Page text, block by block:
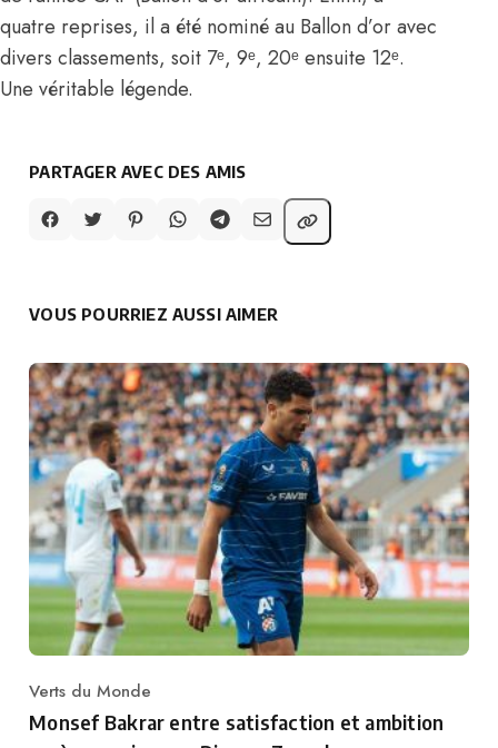
quatre reprises, il a été nominé au Ballon d’or avec
divers classements, soit 7ᵉ, 9ᵉ, 20ᵉ ensuite 12ᵉ.
Une véritable légende.
PARTAGER AVEC DES AMIS
VOUS POURRIEZ AUSSI AIMER
Category
Verts du Monde
Monsef Bakrar entre satisfaction et ambition